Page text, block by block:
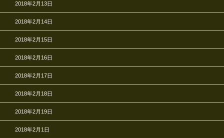
2018年2月13日
2018年2月14日
2018年2月15日
2018年2月16日
2018年2月17日
2018年2月18日
2018年2月19日
2018年2月1日